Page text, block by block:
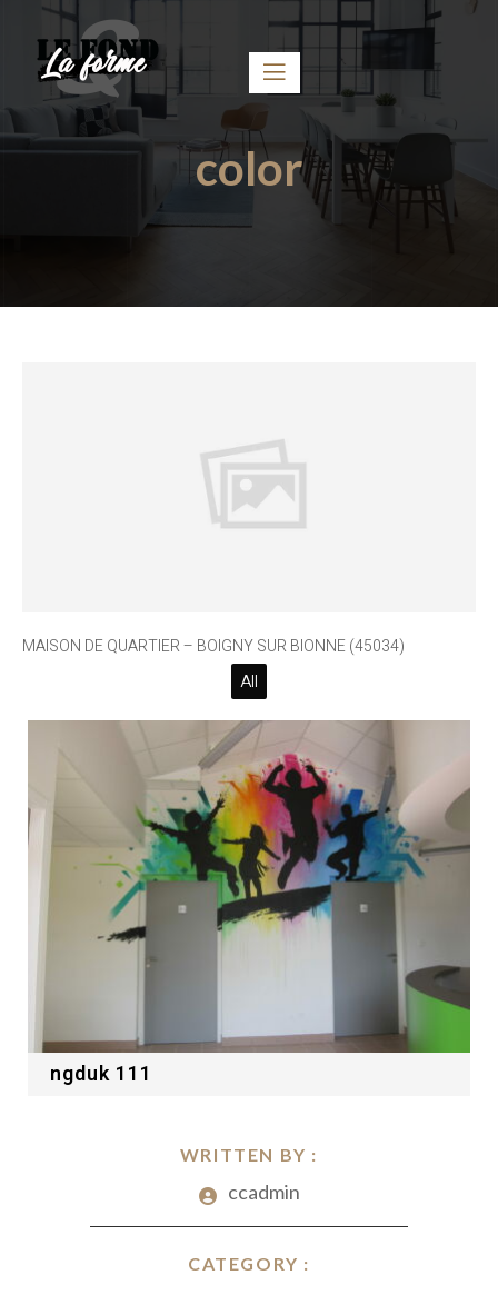
color
WRITTEN BY :
ccadmin
CATEGORY :
MAISON DE QUARTIER – BOIGNY SUR BIONNE (45034)
All
ngduk 111